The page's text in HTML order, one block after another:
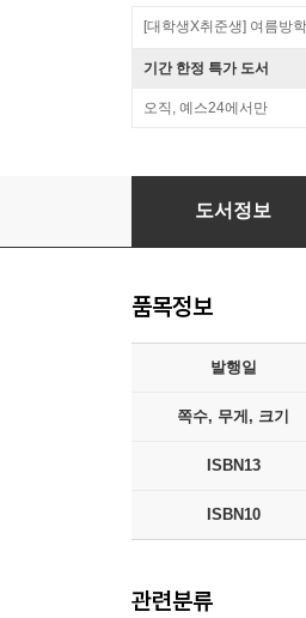
[대학생X취준생] 여름방학
기간 한정 특가 도서
오직, 예스24에서만
2018 시나공 컴퓨
도서정보
품목정보
발행일
쪽수, 무게, 크기
ISBN13
ISBN10
관련분류